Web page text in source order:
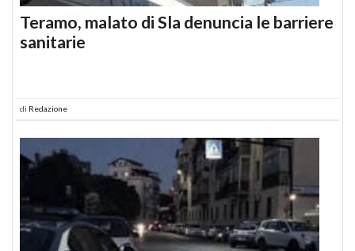
Teramo, malato di Sla denuncia le barriere
sanitarie
di Redazione